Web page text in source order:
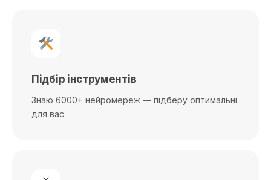
Підбір інструментів
Знаю 6000+ нейромереж — підберу оптимальні
для вас